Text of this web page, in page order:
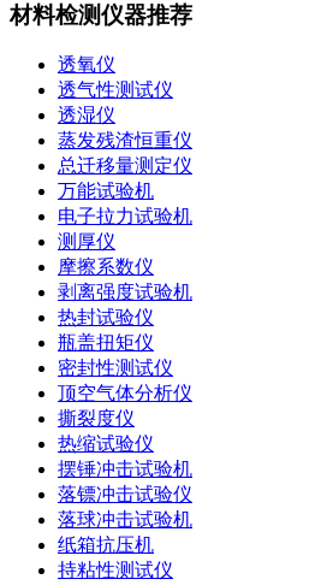
材料检测仪器推荐
透氧仪
透气性测试仪
透湿仪
蒸发残渣恒重仪
总迁移量测定仪
万能试验机
电子拉力试验机
测厚仪
摩擦系数仪
剥离强度试验机
热封试验仪
瓶盖扭矩仪
密封性测试仪
顶空气体分析仪
撕裂度仪
热缩试验仪
摆锤冲击试验机
落镖冲击试验仪
落球冲击试验机
纸箱抗压机
持粘性测试仪